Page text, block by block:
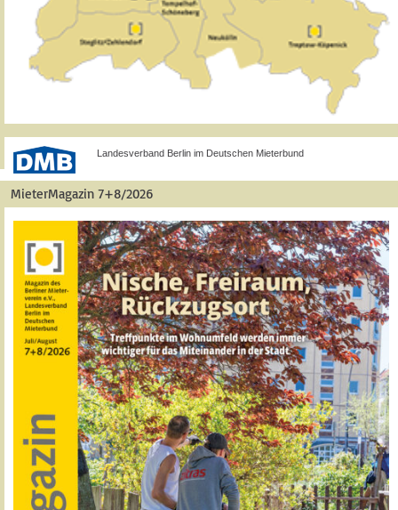
Landesverband Berlin im Deutschen Mieterbund
MieterMagazin 7+8/2026